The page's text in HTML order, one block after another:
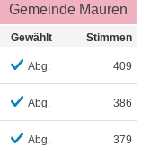
Gemeinde Mauren
Gewählt Stimmen
Abg. 409
Abg. 386
Abg. 379